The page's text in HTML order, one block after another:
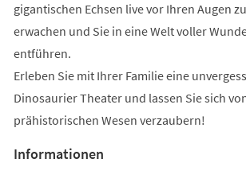
gigantischen Echsen live vor Ihren Augen
erwachen und Sie in eine Welt voller
entführen.
Erleben Sie mit Ihrer Familie eine
Dinosaurier Theater und lassen Sie sich
prähistorischen Wesen verzaubern!
Informationen